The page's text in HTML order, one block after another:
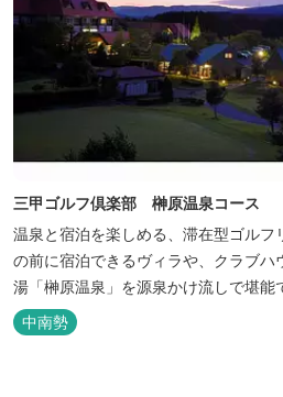
三甲ゴルフ倶楽部 榊原温泉コース
温泉と宿泊を楽しめる、滞在型ゴルフ
の前に宿泊できるヴィラや、クラブハ
湯「榊原温泉」を源泉かけ流しで堪能
中南勢